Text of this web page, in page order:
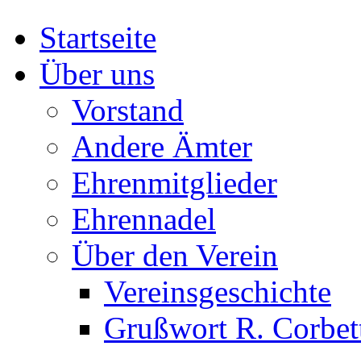
Startseite
Über uns
Vorstand
Andere Ämter
Ehrenmitglieder
Ehrennadel
Über den Verein
Vereinsgeschichte
Grußwort R.